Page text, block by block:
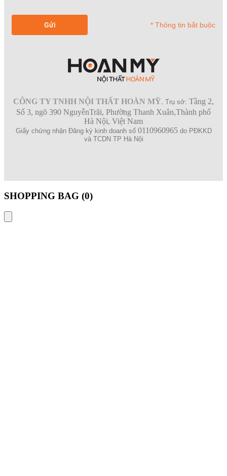
* Thông tin bắt buộc
CÔNG TY TNHH NỘI THẤT HOÀN MỸ. Trụ sở: Tầng 2,
Số 3, ngõ 390 NguyễnTrãi, Phường Thanh Xuân,Thành phố
Hà Nội, Việt Nam
Giấy chứng nhận Đăng ký kinh doanh số 0110960965do PĐKKD
và TCDN TP Hà Nội
SHOPPING BAG (0)